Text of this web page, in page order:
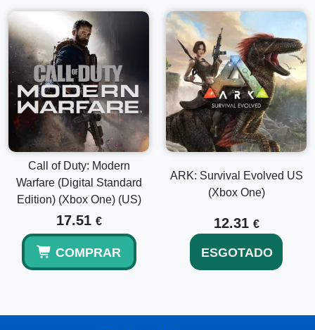
Call of Duty: Modern
Warfare (Digital Standard
Edition) (Xbox One) (US)
17.51 €
COMPRAR
ARK: Survival Evolved US
(Xbox One)
12.31 €
ESGOTADO